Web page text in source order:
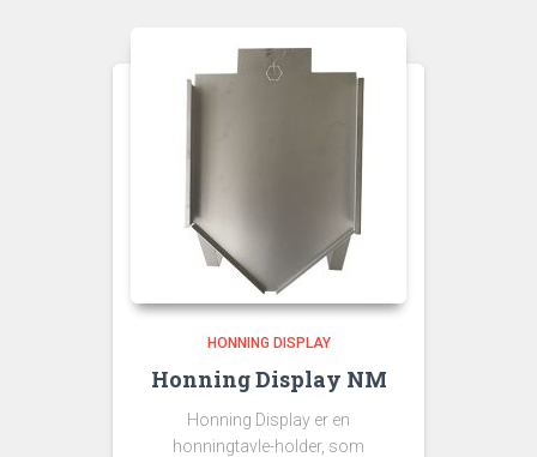
HONNING DISPLAY
Honning Display NM
Honning Display er en
honningtavle-holder, som